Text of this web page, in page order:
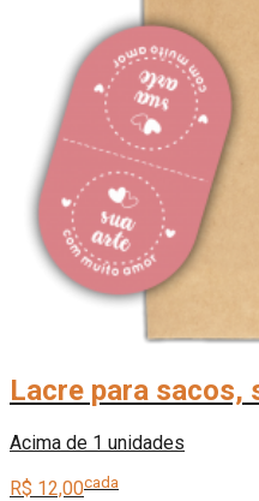
Lacre para sacos,
Acima de 1 unidades
R$ 12,00cada